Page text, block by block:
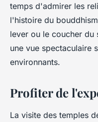
temps d'admirer les
l'histoire du
lever ou le coucher
une vue spectaculaire
environnants.
Profiter de
La visite des temples